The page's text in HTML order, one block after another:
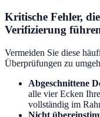
Kritische Fehler,
Verifizierung
Vermeiden Sie diese
Überprüfungen zu
Abgeschnittene
alle vier Ecken
vollständig im
Nicht